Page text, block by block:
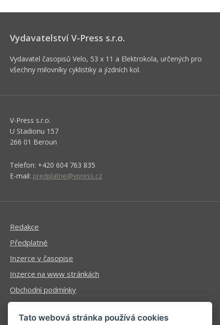
Vydavatelství V-Press s.r.o.
Vydavatel časopisů Velo, 53 x 11 a Elektrokola, určených pro
všechny milovníky cyklistiky a jízdních kol.
V-Press s.r.o.
U Stadionu 157
266 01 Beroun
Telefon: +420 604 763 835
E-mail: predplatne@vpress.cz
Redakce
Předplatné
Inzerce v časopise
Inzerce na www stránkách
Obchodní podmínky
Ochrana osobních údajů
Tato webová stránka používá cookies